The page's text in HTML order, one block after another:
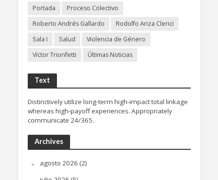
Portada
Proceso Colectivo
Roberto Andrés Gallardo
Rodolfo Ariza Clerici
Sala I
Salud
Violencia de Género
Víctor Trionfetti
Últimas Noticias
Text
Distinctively utilize long-term high-impact total linkage
whereas high-payoff experiences. Appropriately
communicate 24/365.
Archives
agosto 2026 (2)